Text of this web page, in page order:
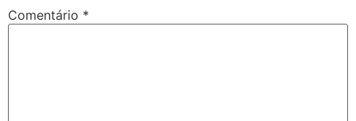
Comentário *